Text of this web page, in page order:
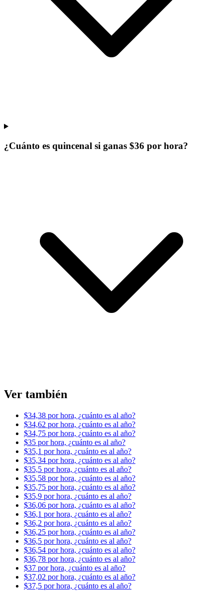
¿Cuánto es quincenal si ganas $36 por hora?
Ver también
$34,38 por hora, ¿cuánto es al año?
$34,62 por hora, ¿cuánto es al año?
$34,75 por hora, ¿cuánto es al año?
$35 por hora, ¿cuánto es al año?
$35,1 por hora, ¿cuánto es al año?
$35,34 por hora, ¿cuánto es al año?
$35,5 por hora, ¿cuánto es al año?
$35,58 por hora, ¿cuánto es al año?
$35,75 por hora, ¿cuánto es al año?
$35,9 por hora, ¿cuánto es al año?
$36,06 por hora, ¿cuánto es al año?
$36,1 por hora, ¿cuánto es al año?
$36,2 por hora, ¿cuánto es al año?
$36,25 por hora, ¿cuánto es al año?
$36,5 por hora, ¿cuánto es al año?
$36,54 por hora, ¿cuánto es al año?
$36,78 por hora, ¿cuánto es al año?
$37 por hora, ¿cuánto es al año?
$37,02 por hora, ¿cuánto es al año?
$37,5 por hora, ¿cuánto es al año?